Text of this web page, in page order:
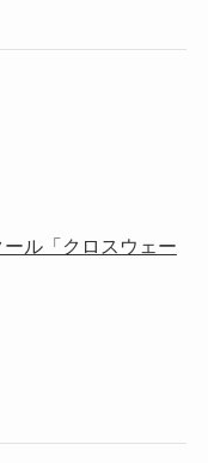
ル「クロスウェー